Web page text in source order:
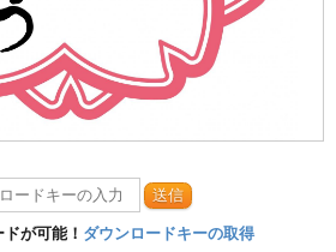
送信
が可能！ ダウンロードキーの取得